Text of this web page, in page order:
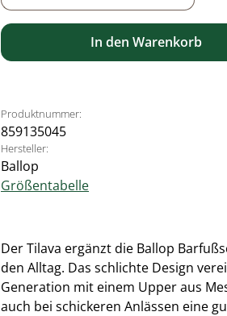
In den Warenkorb
Produktnummer:
859135045
Hersteller:
Ballop
Größentabelle
Der Tilava ergänzt die Ballop
den Alltag. Das schlichte Design
Generation mit einem Upper aus
auch bei schickeren Anlässen eine